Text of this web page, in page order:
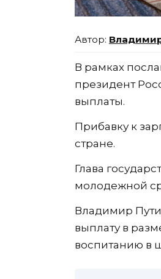
В рамках
президент
выплаты.
Прибавку к
стране.
Глава
молодежной
Владимир
выплату в
воспитанию в